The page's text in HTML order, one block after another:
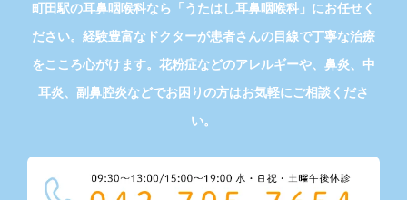
町田駅の耳鼻咽喉科なら「うたはし耳鼻咽喉科」にお任せく
ださい。経験豊富なドクターが患者さんの目線で丁寧な治療
をこころ心がけます。花粉症などのアレルギーや、鼻炎、中
耳炎、副鼻腔炎などでお困りの方はお気軽にご相談くださ
い。